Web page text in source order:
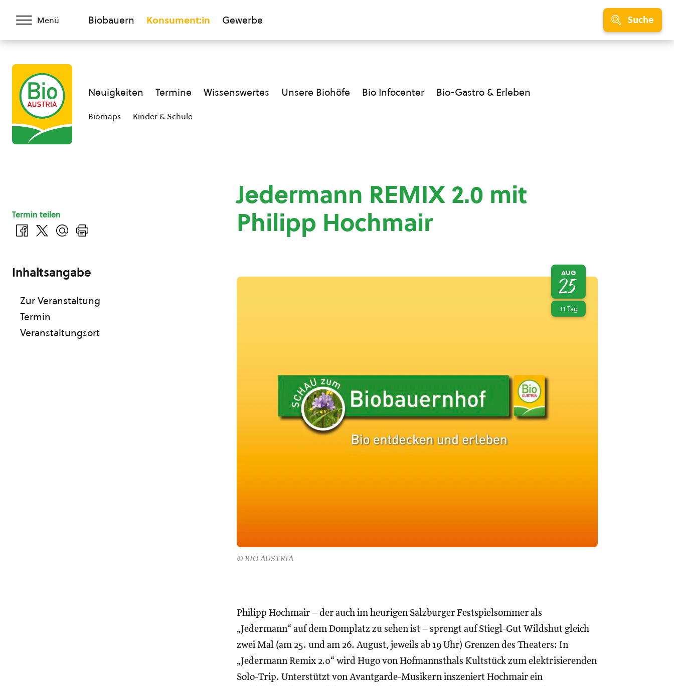
Menü Biobauern Konsument:in Gewerbe Suche
Neuigkeiten Termine Wissenswertes Unsere Biohöfe Bio Infocenter Bio-Gastro & Erleben
Biomaps Kinder & Schule
Jedermann REMIX 2.0 mit
Philipp Hochmair
© BIO AUSTRIA
AUG
25
+1 Tag
Philipp Hochmair – der auch im heurigen Salzburger Festspielsommer als
„Jedermann“ auf dem Domplatz zu sehen ist – sprengt auf Stiegl-Gut Wildshut gleich
zwei Mal (am 25. und am 26. August, jeweils ab 19 Uhr) Grenzen des Theaters: In
„Jedermann Remix 2.0“ wird Hugo von Hofmannsthals Kultstück zum elektrisierenden
Solo-Trip. Unterstützt von Avantgarde-Musikern inszeniert Hochmair ein
Termin teilen
Inhaltsangabe
Zur Veranstaltung
Termin
Veranstaltungsort